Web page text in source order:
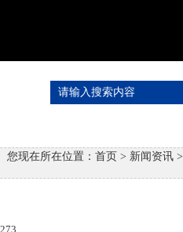
您现在所在位置： 首页 > 新闻资讯 >
273